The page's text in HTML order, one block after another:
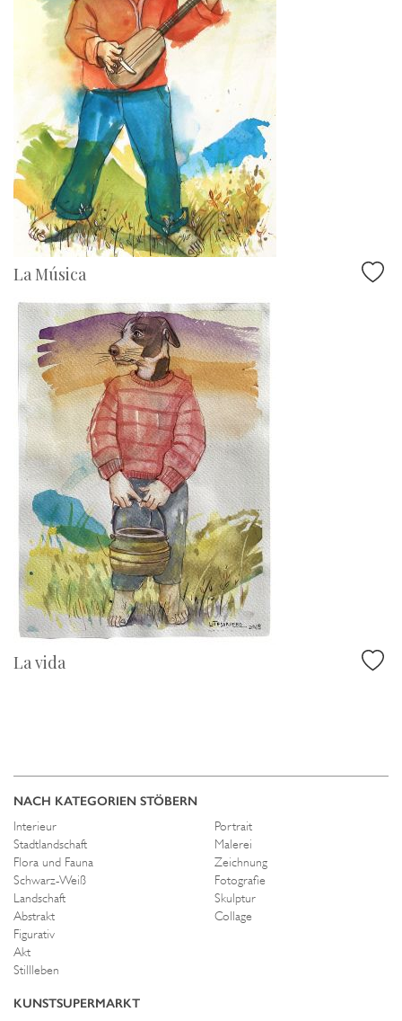
La Música
La vida
NACH KATEGORIEN STÖBERN
Interieur
Stadtlandschaft
Flora und Fauna
Schwarz-Weiß
Landschaft
Abstrakt
Figurativ
Akt
Stillleben
Portrait
Malerei
Zeichnung
Fotografie
Skulptur
Collage
KUNSTSUPERMARKT